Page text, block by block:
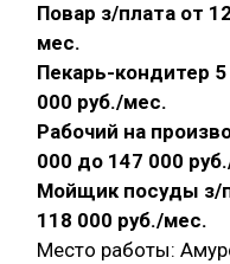
Повар з/плата от
мес.
Пекарь-кондитер
000 руб./мес.
Рабочий на
000 до 147 000
Мойщик посуды з/
118 000 руб./мес.
Место работы: